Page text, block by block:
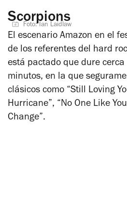
Scorpions
Foto: Ian Laidlaw
El escenario Amazon en el
de los referentes del hard
está pactado que dure
minutos, en la que
clásicos como “Still Loving
Hurricane”, “No One Like
Change”.